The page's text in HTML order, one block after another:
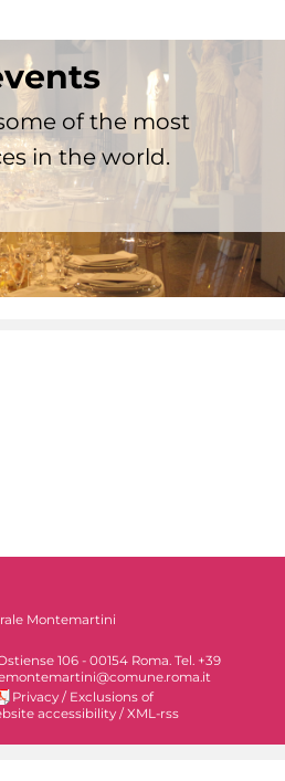
of the most
in the world.
Montemartini
106 - 00154 Roma. Tel. +39
Privacy / Exclusions of
accessibility / XML-rss